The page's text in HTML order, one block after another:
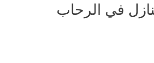
في الرحاب